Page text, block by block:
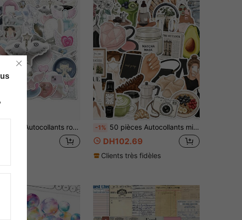
Y2K Autocollants coquette Autocollants kawaii Autocollants esthétiques d'art Autocollants en vrac pour ordinateur portable planche à roulettes journal cahiers téléphone tasse guitare bagages ordinateur réfrigérateur bureau fournitures scolaires -1% 50 pièces Autocollants mignons de dessin animé de fille pure, convenant pour la papeterie, la guitare, le téléphone, le vélo, l'ordinateur portable, les bagages, les autocollants de graffiti de voiture, les fournitures scolaires
DH102.69
Clients très fidèles